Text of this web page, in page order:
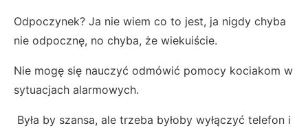
Odpoczynek? Ja nie wiem co to jest, ja nigdy chyba
nie odpocznę, no chyba, że wiekuiście.
Nie mogę się nauczyć odmówić pomocy kociakom w
sytuacjach alarmowych.
Była by szansa, ale trzeba byłoby wyłączyć telefon i